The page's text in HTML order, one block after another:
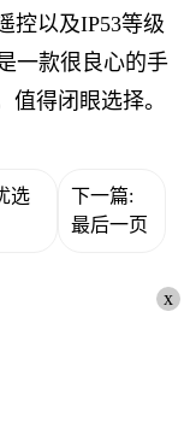
控以及IP53等级
一款很良心的手
值得闭眼选择。
选
下一篇:
最后一页
x